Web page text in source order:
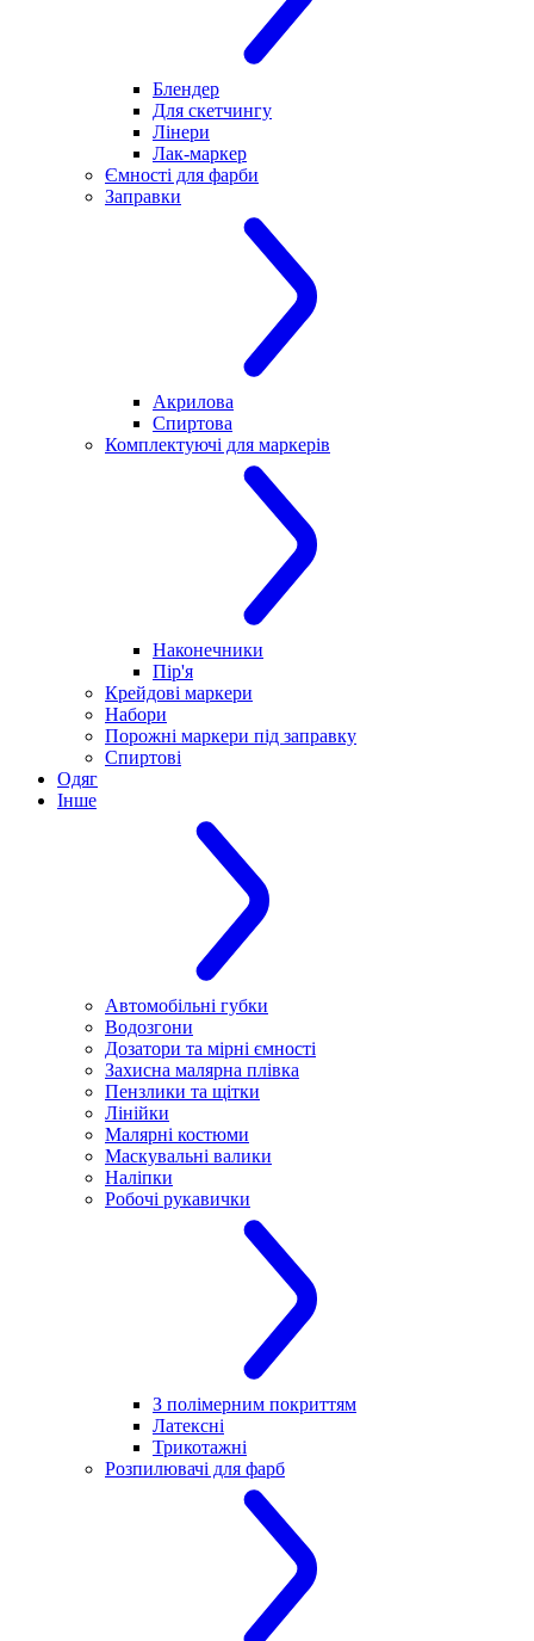
Блендер
Для скетчингу
Лінери
Лак-маркер
Ємності для фарби
Заправки
Акрилова
Спиртова
Комплектуючі для маркерів
Наконечники
Пір'я
Крейдові маркери
Набори
Порожні маркери під заправку
Спиртові
Одяг
Інше
Автомобільні губки
Водозгони
Дозатори та мірні ємності
Захисна малярна плівка
Пензлики та щітки
Лінійки
Малярні костюми
Маскувальні валики
Наліпки
Робочі рукавички
З полімерним покриттям
Латексні
Трикотажні
Розпилювачі для фарб